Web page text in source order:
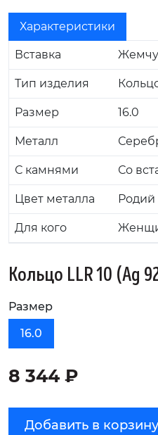
Характеристики
Вставка
Тип изделия
Размер 16.0
Металл
С камнями Со
Цвет металла Родий
Для кого
Кольцо LLR 10 (Ag
Размер
16.0
8 344 ₽
Добавить в корзину